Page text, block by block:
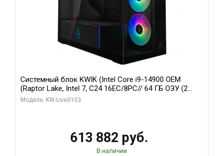
Системный блок KWIK (Intel Core i9-14900 OEM
(Raptor Lake, Intel 7, C24 16EC/8PC// 64 ГБ ОЗУ (2
модуля)/ Afox RTX4090 24GB GDDR6X 384-Bit 3xDP
Модель: KW-Live0103
613 882 руб.
В наличии